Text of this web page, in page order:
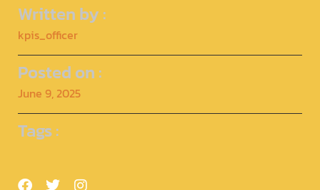
Written by :
kpis_officer
Posted on :
June 9, 2025
Tags :